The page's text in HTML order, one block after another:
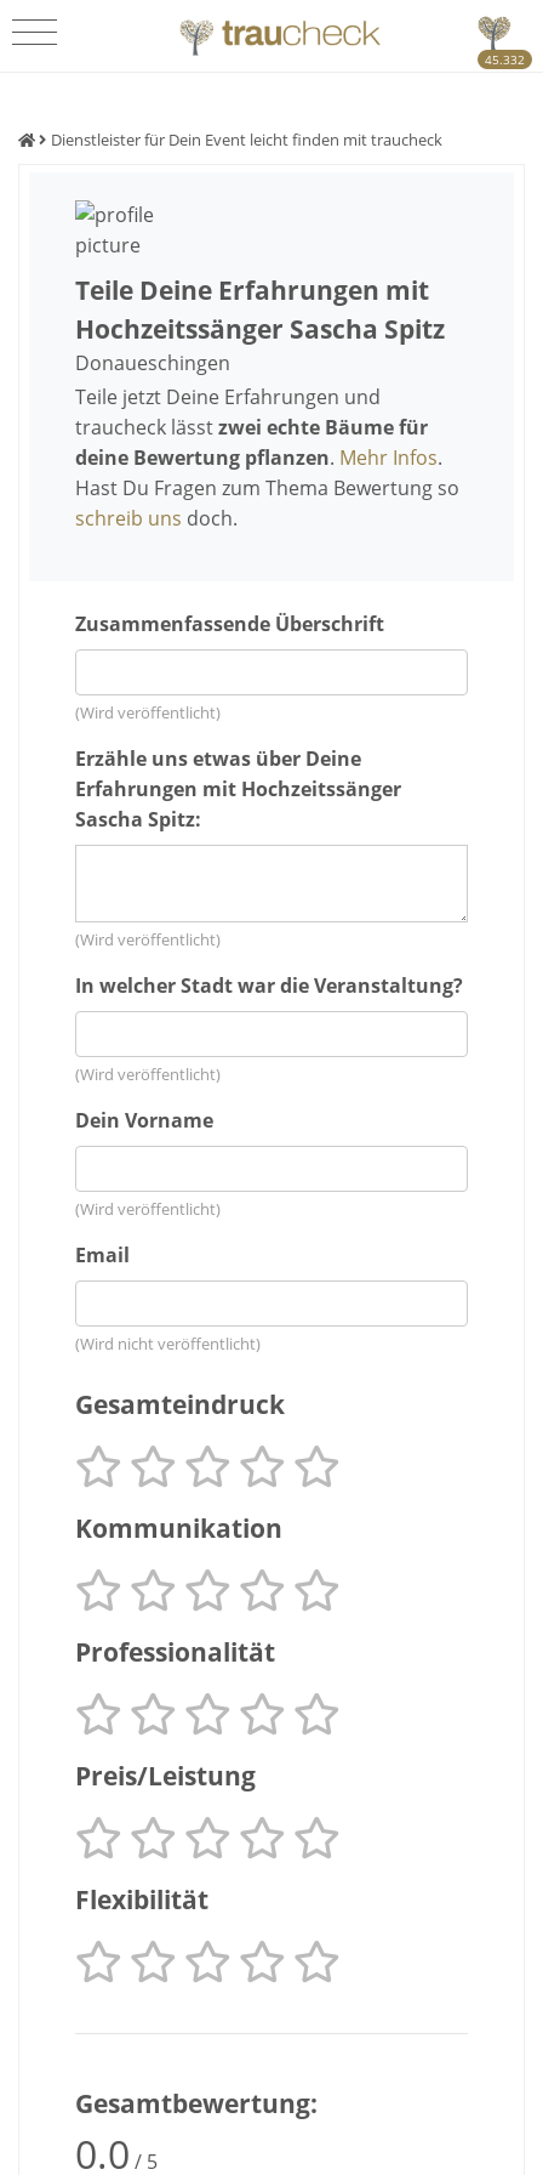
45.332
Dienstleister für Dein Event leicht finden mit traucheck
Teile Deine Erfahrungen mit
Hochzeitssänger Sascha Spitz
Donaueschingen
Teile jetzt Deine Erfahrungen und
traucheck lässtzwei echte Bäume für
deine Bewertung pflanzen. Mehr Infos.
Hast Du Fragen zum Thema Bewertung so
schreib uns doch.
Zusammenfassende Überschrift
(Wird veröffentlicht)
Erzähle uns etwas über Deine
Erfahrungen mit Hochzeitssänger
Sascha Spitz:
(Wird veröffentlicht)
In welcher Stadt war die Veranstaltung?
(Wird veröffentlicht)
Dein Vorname
(Wird veröffentlicht)
Email
(Wird nicht veröffentlicht)
Gesamteindruck
Kommunikation
Professionalität
Preis/Leistung
Flexibilität
Gesamtbewertung:
0.0 / 5